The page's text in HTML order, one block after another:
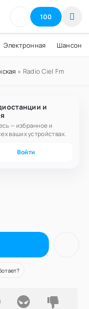
100
Электронная Шансон
» Radio Ciel Fm
и
— избранное и
ваших устройствах.
Войти